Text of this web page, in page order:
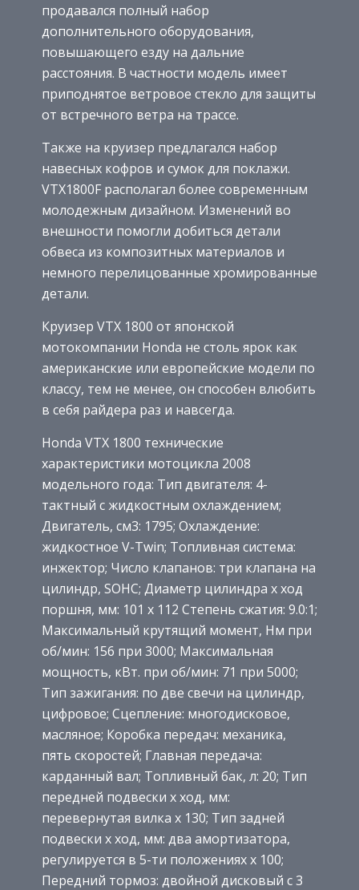
продавался полный набор
дополнительного оборудования,
повышающего езду на дальние
расстояния. В частности модель имеет
приподнятое ветровое стекло для защиты
от встречного ветра на трассе.
Также на круизер предлагался набор
навесных кофров и сумок для поклажи.
VTX1800F располагал более современным
молодежным дизайном. Изменений во
внешности помогли добиться детали
обвеса из композитных материалов и
немного перелицованные хромированные
детали.
Круизер VTX 1800 от японской
мотокомпании Honda не столь ярок как
американские или европейские модели по
классу, тем не менее, он способен влюбить
в себя райдера раз и навсегда.
Honda VTX 1800 технические
характеристики мотоцикла 2008
модельного года: Тип двигателя: 4-
тактный с жидкостным охлаждением;
Двигатель, см3: 1795; Охлаждение:
жидкостное V-Twin; Топливная система:
инжектор; Число клапанов: три клапана на
цилиндр, SOHC; Диаметр цилиндра х ход
поршня, мм: 101 x 112 Степень сжатия: 9.0:1;
Максимальный крутящий момент, Нм при
об/мин: 156 при 3000; Максимальная
мощность, кВт. при об/мин: 71 при 5000;
Тип зажигания: по две свечи на цилиндр,
цифровое; Сцепление: многодисковое,
масляное; Коробка передач: механика,
пять скоростей; Главная передача:
карданный вал; Топливный бак, л: 20; Тип
передней подвески х ход, мм:
перевернутая вилка х 130; Тип задней
подвески х ход, мм: два амортизатора,
регулируется в 5-ти положениях х 100;
Передний тормоз: двойной дисковый с 3